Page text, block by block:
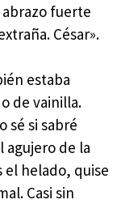
abrazo fuerte
César».
estaba
de vainilla.
sé si sabré
agujero de la
el helado, quise
Casi sin